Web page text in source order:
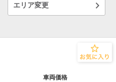
エリア変更
車両価格